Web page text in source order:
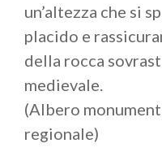
un’altezza che si
placido e
della rocca
medievale.
(Albero
regionale)